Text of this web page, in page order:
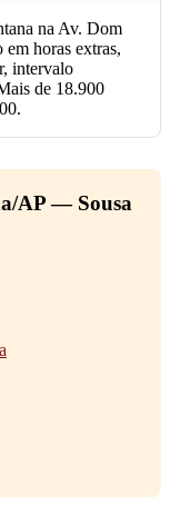
na Av. Dom
horas extras,
intervalo
de 18.900
AP — Sousa